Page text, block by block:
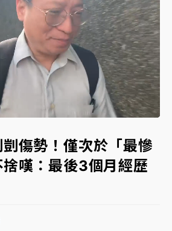
柯文哲帶電子手鐶拄拐杖現身／周玉
族注意！EZ Way若改由政府委
？
47歲法律學霸戰桃園 公開上任首
灘地停車場下午4時強制拖吊 中午
停車
海！今明防劇烈降雨 東部高溫飆
Loaded
56.31%
傷勢！僅次於「最慘
嘆：最後3個月經歷